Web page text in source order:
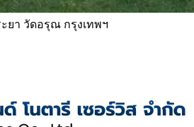
ะยา วัดอรุณ กรุงเทพฯ